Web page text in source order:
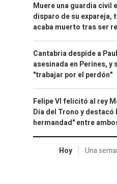
Muere una guardia civil
disparo de su expareja,
acaba muerto tras ser
Cantabria despide a
asesinada en Perines, y
"trabajar por el perdón"
Felipe VI felicitó al rey
Día del Trono y destacó
hermandad" entre
Hoy Una